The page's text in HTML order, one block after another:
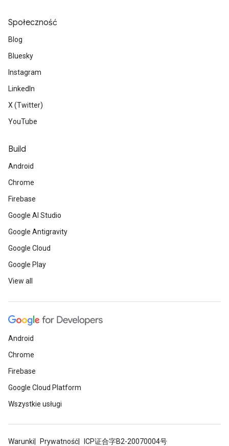
Społeczność
Blog
Bluesky
Instagram
LinkedIn
X (Twitter)
YouTube
Build
Android
Chrome
Firebase
Google AI Studio
Google Antigravity
Google Cloud
Google Play
View all
Android
Chrome
Firebase
Google Cloud Platform
Wszystkie usługi
Warunki Prywatność ICP证合字B2-20070004号